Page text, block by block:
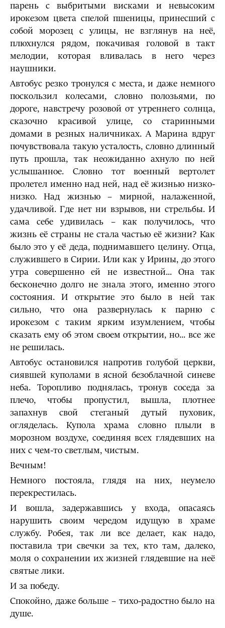
парень с выбритыми висками и невысоким
ирокезом цвета спелой пшеницы, принесший с
собой морозец с улицы, не взглянув на неё,
плюхнулся рядом, покачивая головой в такт
мелодии, которая вливалась в него через
наушники.
Автобус резко тронулся с места, и даже немного
поскользил колесами, словно полозьями, по
дороге, навстречу розовой от утреннего солнца,
сказочно красивой улице, со старинными
домами в резных наличниках. А Марина вдруг
почувствовала такую усталость, словно длинный
путь прошла, так неожиданно ахнуло по ней
услышанное. Словно тот военный вертолет
пролетел именно над ней, над её жизнью низко-
низко. Над жизнью – мирной, налаженной,
удачливой. Где нет ни взрывов, ни стрельбы. И
сама себе удивилась – как получилось, что
жизнь её страны не стала частью её жизни? Как
было это у её деда, поднимавшего целину. Отца,
служившего в Сирии. Или как у Ирины, до этого
утра совершенно ей не известной... Она так
бесконечно долго не знала этого, именно этого
состояния. И открытие это было в ней так
сильно, что она развернулась к парню с
ирокезом с таким ярким изумлением, чтобы
сказать ему об этом своем открытии, но... все же
не решилась.
Автобус остановился напротив голубой церкви,
сиявшей куполами в ясной безоблачной синеве
неба. Торопливо поднялась, тронув соседа за
плечо, чтобы пропустил, вышла, плотнее
запахнув свой стеганый дутый пуховик,
огляделась. Купола храма словно плыли в
морозном воздухе, соединяя всех глядевших на
них с чем-то светлым, чистым.
Вечным!
Немного постояла, глядя на них, неумело
перекрестилась.
И вошла, задержавшись у входа, опасаясь
нарушить своим чередом идущую в храме
службу. Робея, так ли все делает, как надо,
поставила три свечки за тех, кто там, далеко,
моля о сохранении их жизней глядевшие на неё
святые лики.
И за победу.
Спокойно, даже больше – тихо-радостно было на
душе.